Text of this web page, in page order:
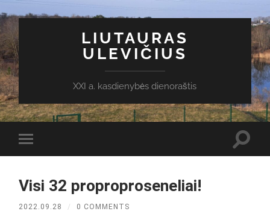
LIUTAURAS
ULEVIČIUS
XXI a. kasdienybės dienoraštis
Toggle
mobile
Visi 32 proproproseneliai!
2022.09.28 / 0 COMMENTS